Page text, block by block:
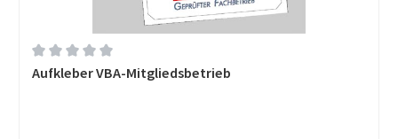
Durchschnittliche Bewertung von 0 von 5 Sternen
Aufkleber VBA-Mitgliedsbetrieb